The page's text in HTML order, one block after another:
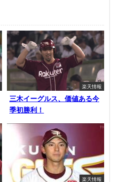
楽天情報
三木イーグルス、価値ある今
季初勝利！
楽天情報